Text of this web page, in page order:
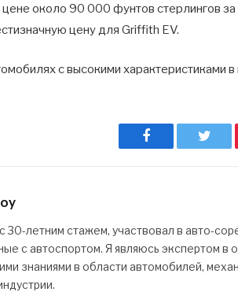
около 90 000 фунтов стерлингов
цену для Griffith EV.
с высокими характеристиками
Facebook
30-летним стажем, участвовал в авто-
с автоспортом. Я являюсь экспертом в
знаниями в области автомобилей,